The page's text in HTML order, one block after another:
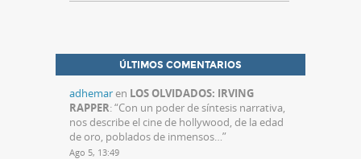
ÚLTIMOS COMENTARIOS
adhemaren LOS OLVIDADOS: IRVING
RAPPER: “Con un poder de síntesis narrativa,
nos describe el cine de hollywood, de la edad
de oro, poblados de inmensos…”
Ago 5, 13:49